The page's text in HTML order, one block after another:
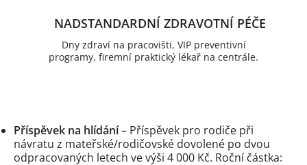
NADSTANDARDNÍ ZDRAVOTNÍ PÉČE
Dny zdraví na pracovišti, VIP preventivní
programy, firemní praktický lékař na centrále.
Příspěvek na hlídání– Příspěvek pro rodiče při
návratu z mateřské/rodičovské dovolené po dvou
odpracovaných letech ve výši 4 000 Kč. Roční částka: